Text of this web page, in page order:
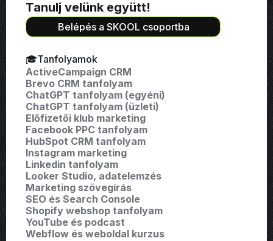
Tanulj velünk együtt!
Belépés a SKOOL csoportba
🎓Tanfolyamok
ActiveCampaign CRM
Brevo CRM tanfolyam
ChatGPT tanfolyam (egyéni)
ChatGPT tanfolyam (üzleti)
Előfizetői klub marketing
Facebook PPC tanfolyam
HubSpot CRM tanfolyam
Instagram marketing
Linkedin tanfolyam
Looker Studio, adatelemzés
Marketing szövegírás
SEO és Search Console
Shopify webshop tanfolyam
YouTube és podcast
Webflow és weboldal kurzus